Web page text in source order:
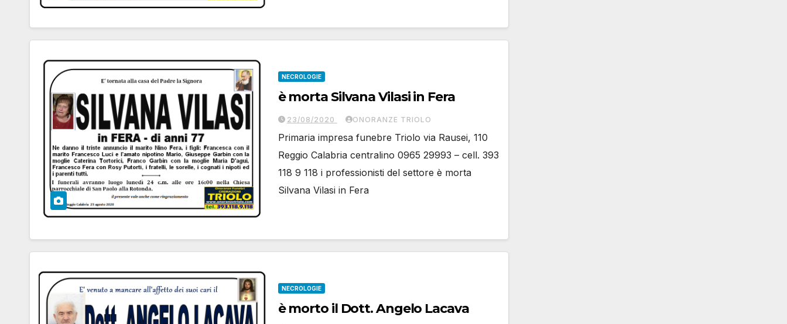
NECROLOGIE
è morta Silvana Vilasi in Fera
23/08/2020 ONORANZE TRIOLO
Primaria impresa funebre Triolo via Rausei, 110
Reggio Calabria centralino 0965 29993 – cell. 393
118 9 118 i professionisti del settore è morta
Silvana Vilasi in Fera
NECROLOGIE
è morto il Dott. Angelo Lacava